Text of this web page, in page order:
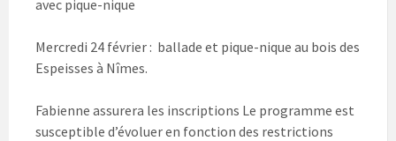
avec pique-nique
Mercredi 24 février : ballade et pique-nique au bois des
Espeisses à Nîmes.
Fabienne assurera les inscriptions Le programme est
susceptible d’évoluer en fonction des restrictions